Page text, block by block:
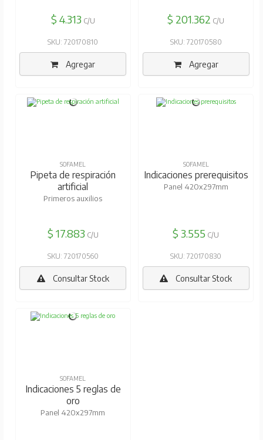
$ 4.313 C/U
SKU: 720170810
Agregar
$ 201.362 C/U
SKU: 720170580
Agregar
SOFAMEL
Pipeta de respiración
artificial
Primeros auxilios
$ 17.883 C/U
SKU: 720170560
Consultar Stock
SOFAMEL
Indicaciones prerequisitos
Panel 420x297mm
$ 3.555 C/U
SKU: 720170830
Consultar Stock
SOFAMEL
Indicaciones 5 reglas de
oro
Panel 420x297mm